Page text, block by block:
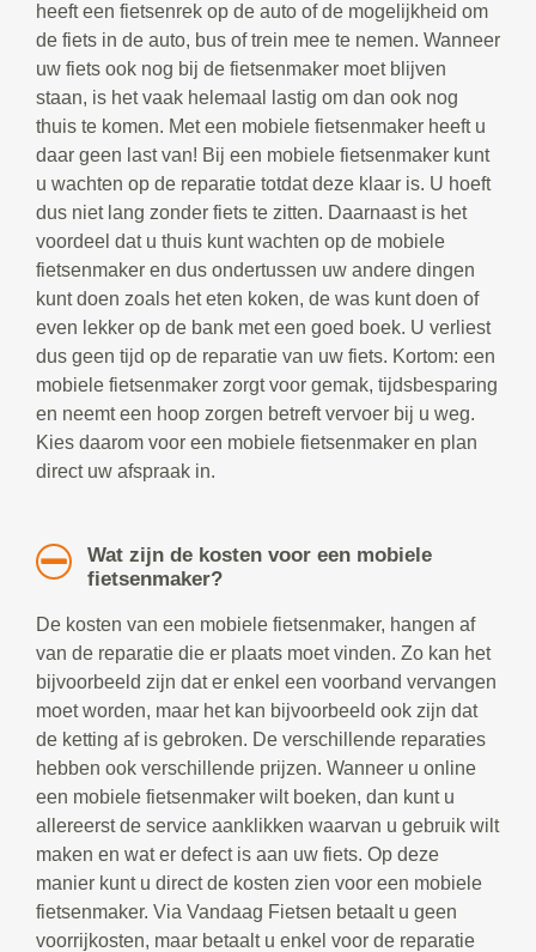
heeft een fietsenrek op de auto of de mogelijkheid om
de fiets in de auto, bus of trein mee te nemen. Wanneer
uw fiets ook nog bij de fietsenmaker moet blijven
staan, is het vaak helemaal lastig om dan ook nog
thuis te komen. Met een mobiele fietsenmaker heeft u
daar geen last van! Bij een mobiele fietsenmaker kunt
u wachten op de reparatie totdat deze klaar is. U hoeft
dus niet lang zonder fiets te zitten. Daarnaast is het
voordeel dat u thuis kunt wachten op de mobiele
fietsenmaker en dus ondertussen uw andere dingen
kunt doen zoals het eten koken, de was kunt doen of
even lekker op de bank met een goed boek. U verliest
dus geen tijd op de reparatie van uw fiets. Kortom: een
mobiele fietsenmaker zorgt voor gemak, tijdsbesparing
en neemt een hoop zorgen betreft vervoer bij u weg.
Kies daarom voor een mobiele fietsenmaker en plan
direct uw afspraak in.
Wat zijn de kosten voor een mobiele
fietsenmaker?
De kosten van een mobiele fietsenmaker, hangen af
van de reparatie die er plaats moet vinden. Zo kan het
bijvoorbeeld zijn dat er enkel een voorband vervangen
moet worden, maar het kan bijvoorbeeld ook zijn dat
de ketting af is gebroken. De verschillende reparaties
hebben ook verschillende prijzen. Wanneer u online
een mobiele fietsenmaker wilt boeken, dan kunt u
allereerst de service aanklikken waarvan u gebruik wilt
maken en wat er defect is aan uw fiets. Op deze
manier kunt u direct de kosten zien voor een mobiele
fietsenmaker. Via Vandaag Fietsen betaalt u geen
voorrijkosten, maar betaalt u enkel voor de reparatie